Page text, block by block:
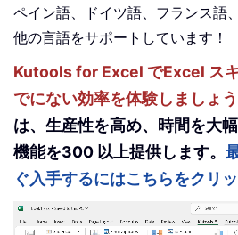
ペイン語、ドイツ語、フランス語
他の言語をサポートしています！
Kutools for Excel でExcel ス
でにない効率を体験しましょう
は、生産性を高め、時間を大
機能を300 以上提供します。
ぐ入手するにはこちらをクリッ